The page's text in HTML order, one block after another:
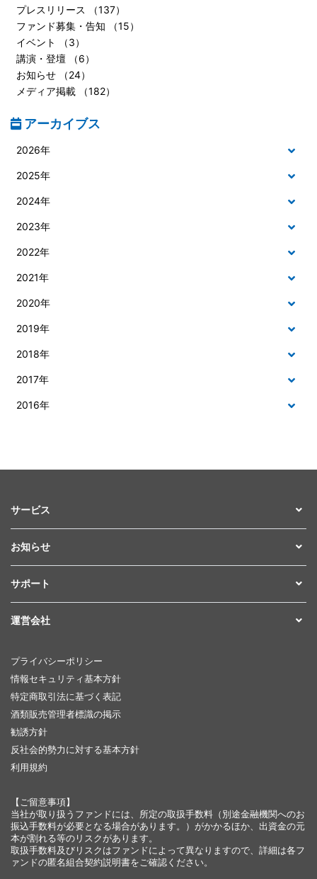
プレスリリース （137）
ファンド募集・告知 （15）
イベント （3）
講演・登壇 （6）
お知らせ （24）
メディア掲載 （182）
アーカイブス
2026年
2025年
2024年
2023年
2022年
2021年
2020年
2019年
2018年
2017年
2016年
サービス
お知らせ
サポート
運営会社
プライバシーポリシー
情報セキュリティ基本方針
特定商取引法に基づく表記
酒類販売管理者標識の掲示
勧誘方針
反社会的勢力に対する基本方針
利用規約
【ご留意事項】
当社が取り扱うファンドには、所定の取扱手数料（別途金融機関へのお
振込手数料が必要となる場合があります。）がかかるほか、出資金の元
本が割れる等のリスクがあります。
取扱手数料及びリスクはファンドによって異なりますので、詳細は各フ
ァンドの匿名組合契約説明書をご確認ください。